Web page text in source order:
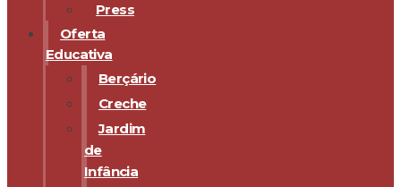
Press
Oferta
Educativa
Berçário
Creche
Jardim
de
Infância